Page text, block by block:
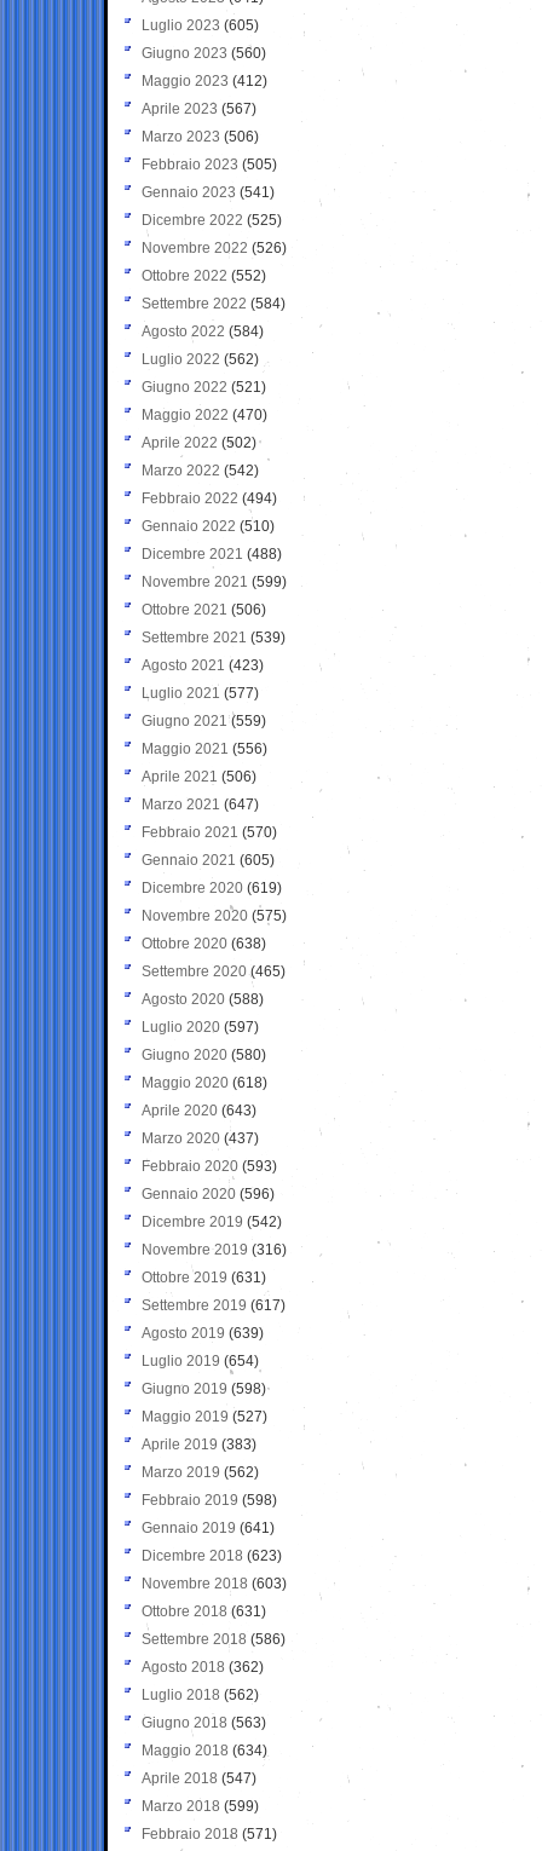
Luglio 2023 (605)
Giugno 2023 (560)
Maggio 2023 (412)
Aprile 2023 (567)
Marzo 2023 (506)
Febbraio 2023 (505)
Gennaio 2023 (541)
Dicembre 2022 (525)
Novembre 2022 (526)
Ottobre 2022 (552)
Settembre 2022 (584)
Agosto 2022 (584)
Luglio 2022 (562)
Giugno 2022 (521)
Maggio 2022 (470)
Aprile 2022 (502)
Marzo 2022 (542)
Febbraio 2022 (494)
Gennaio 2022 (510)
Dicembre 2021 (488)
Novembre 2021 (599)
Ottobre 2021 (506)
Settembre 2021 (539)
Agosto 2021 (423)
Luglio 2021 (577)
Giugno 2021(559)
Maggio 2021 (556)
Aprile 2021 (506)
Marzo 2021 (647)
Febbraio 2021 (570)
Gennaio 2021 (605)
Dicembre 2020 (619)
Novembre 2020 (575)
Ottobre 2020 (638)
Settembre 2020(465)
Agosto 2020 (588)
Luglio 2020 (597)
Giugno 2020 (580)
Maggio 2020 (618)
Aprile 2020 (643)
Marzo 2020 (437)
Febbraio 2020 (593)
Gennaio 2020 (596)
Dicembre 2019 (542)
Novembre 2019 (316)
Ottobre 2019 (631)
Settembre 2019 (617)
Agosto 2019 (639)
Luglio 2019 (654)
Giugno 2019 (598)
Maggio 2019 (527)
Aprile 2019 (383)
Marzo 2019 (562)
Febbraio 2019 (598)
Gennaio 2019 (641)
Dicembre 2018 (623)
Novembre 2018 (603)
Ottobre 2018 (631)
Settembre 2018 (586)
Agosto 2018 (362)
Luglio 2018 (562)
Giugno 2018 (563)
Maggio 2018 (634)
Aprile 2018 (547)
Marzo 2018 (599)
Febbraio 2018 (571)